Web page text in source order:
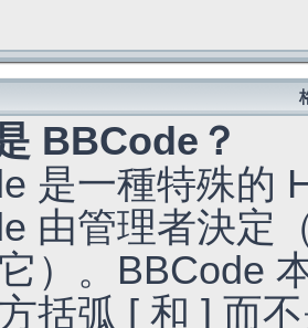
BBCode？
是一種特殊的
由管理者決定
）。BBCode
括弧 [ 和 ] 而